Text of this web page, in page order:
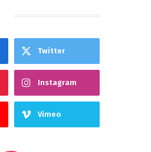
Twitter
Instagram
Vimeo